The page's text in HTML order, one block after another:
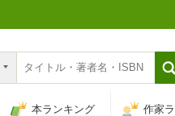
本ランキング 作家